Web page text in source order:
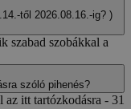
től 2026.08.16.-ig? )
szabad szobákkal a
szóló pihenés?
itt tartózkodásra - 31